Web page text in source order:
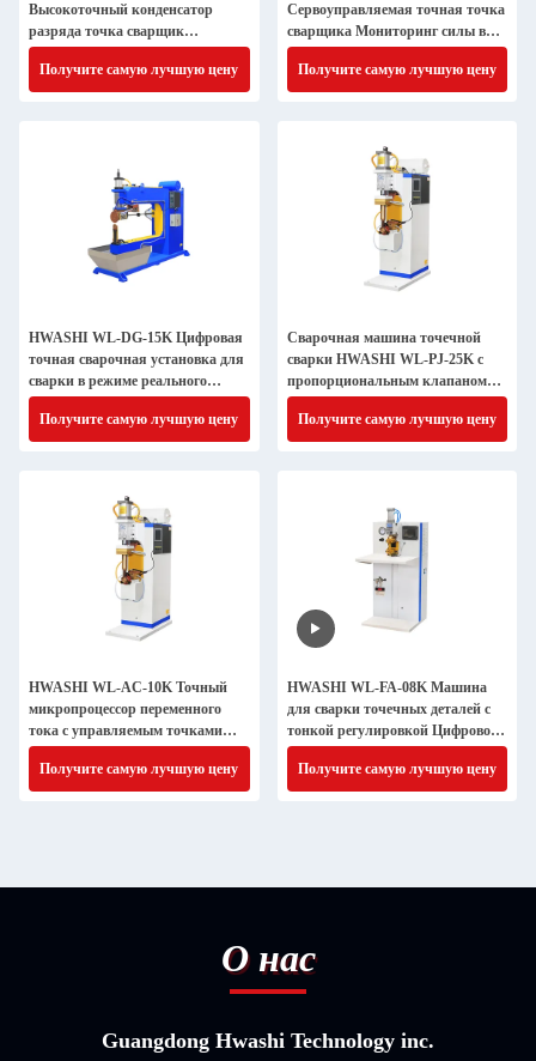
Высокоточный конденсатор
разряда точка сварщик
Закрытая петля обратная связь
для компонентов медицинских
изделий
Получите самую лучшую цену
Сервоуправляемая точная точка
сварщика Мониторинг силы в
режиме реального времени
Получите самую лучшую цену
HWASHI WL-DG-15K Цифровая
точная сварочная установка для
сварки в режиме реального
времени Монитор сдвига
автомобильного датчика
Получите самую лучшую цену
Сварочная машина точечной
сварки HWASHI WL-PJ-25K с
пропорциональным клапаном
для сборки листового металла
Получите самую лучшую цену
HWASHI WL-AC-10K Точный
микропроцессор переменного
тока с управляемым точками
сварщик ювелирные изделия из
тонкого металла
Получите самую лучшую цену
HWASHI WL-FA-08K Машина
для сварки точечных деталей с
тонкой регулировкой Цифровое
чтение для лабораторных
исследований и разработок
Получите самую лучшую цену
О нас
Guangdong Hwashi Technology inc.